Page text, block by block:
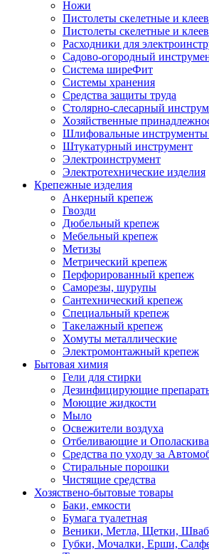
Ножи
Пистолеты скелетные и
Пистолеты скелетные и
Расходники для
Садово-огородный
Система ширеФит
Системы хранения
Средства защиты труда
Столярно-слесарный
Хозяйственные
Шлифовальные инструменты
Штукатурный инструмент
Электроинструмент
Электротехнические изделия
Крепежные изделия
Анкерный крепеж
Гвозди
Дюбельный крепеж
Мебельный крепеж
Метизы
Метрический крепеж
Перфорированный крепеж
Саморезы, шурупы
Сантехнический крепеж
Специальный крепеж
Такелажный крепеж
Хомуты металлические
Электромонтажный крепеж
Бытовая химия
Гели для стирки
Дезинфицирующие
Моющие жидкости
Мыло
Освежители воздуха
Отбеливающие и
Средства по уходу за
Стиральные порошки
Чистящие средства
Хозяствено-бытовые товары
Баки, емкости
Бумага туалетная
Веники, Метла, Щетки,
Губки, Мочалки, Ерши,